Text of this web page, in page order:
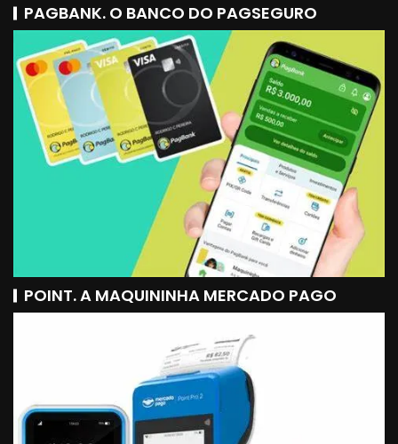
PAGBANK. O BANCO DO PAGSEGURO
POINT. A MAQUININHA MERCADO PAGO